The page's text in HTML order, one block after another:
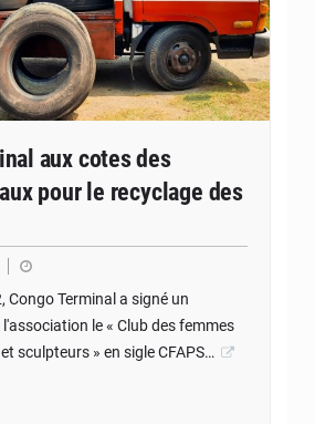
aux cotes des
pour le recyclage des
Congo Terminal a signé un
le « Club des femmes
sculpteurs » en sigle CFAPS…